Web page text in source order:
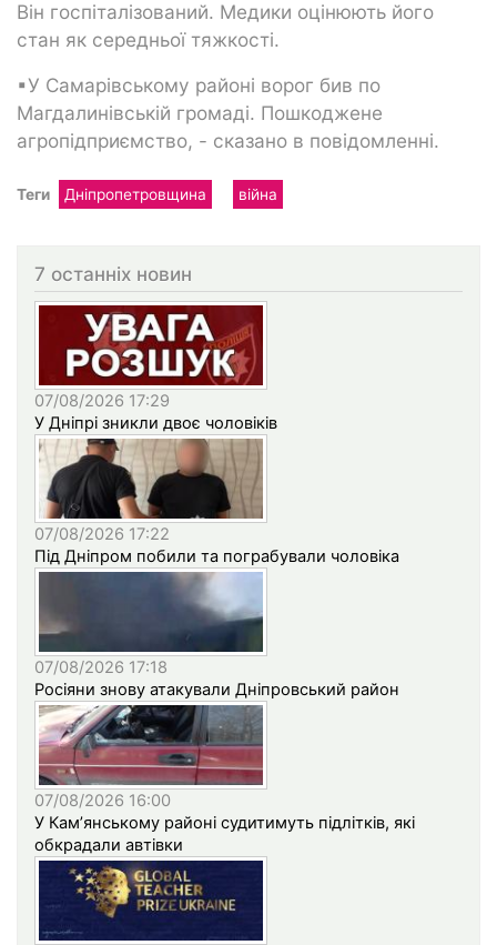
Він госпіталізований. Медики оцінюють його
стан як середньої тяжкості.
▪У Самарівському районі ворог бив по
Магдалинівській громаді. Пошкоджене
агропідприємство, - сказано в повідомленні.
Теги Дніпропетровщина війна
7 останніх новин
07/08/2026 17:29
У Дніпрі зникли двоє чоловіків
07/08/2026 17:22
Під Дніпром побили та пограбували чоловіка
07/08/2026 17:18
Росіяни знову атакували Дніпровський район
07/08/2026 16:00
У Кам’янському районі судитимуть підлітків, які
обкрадали автівки